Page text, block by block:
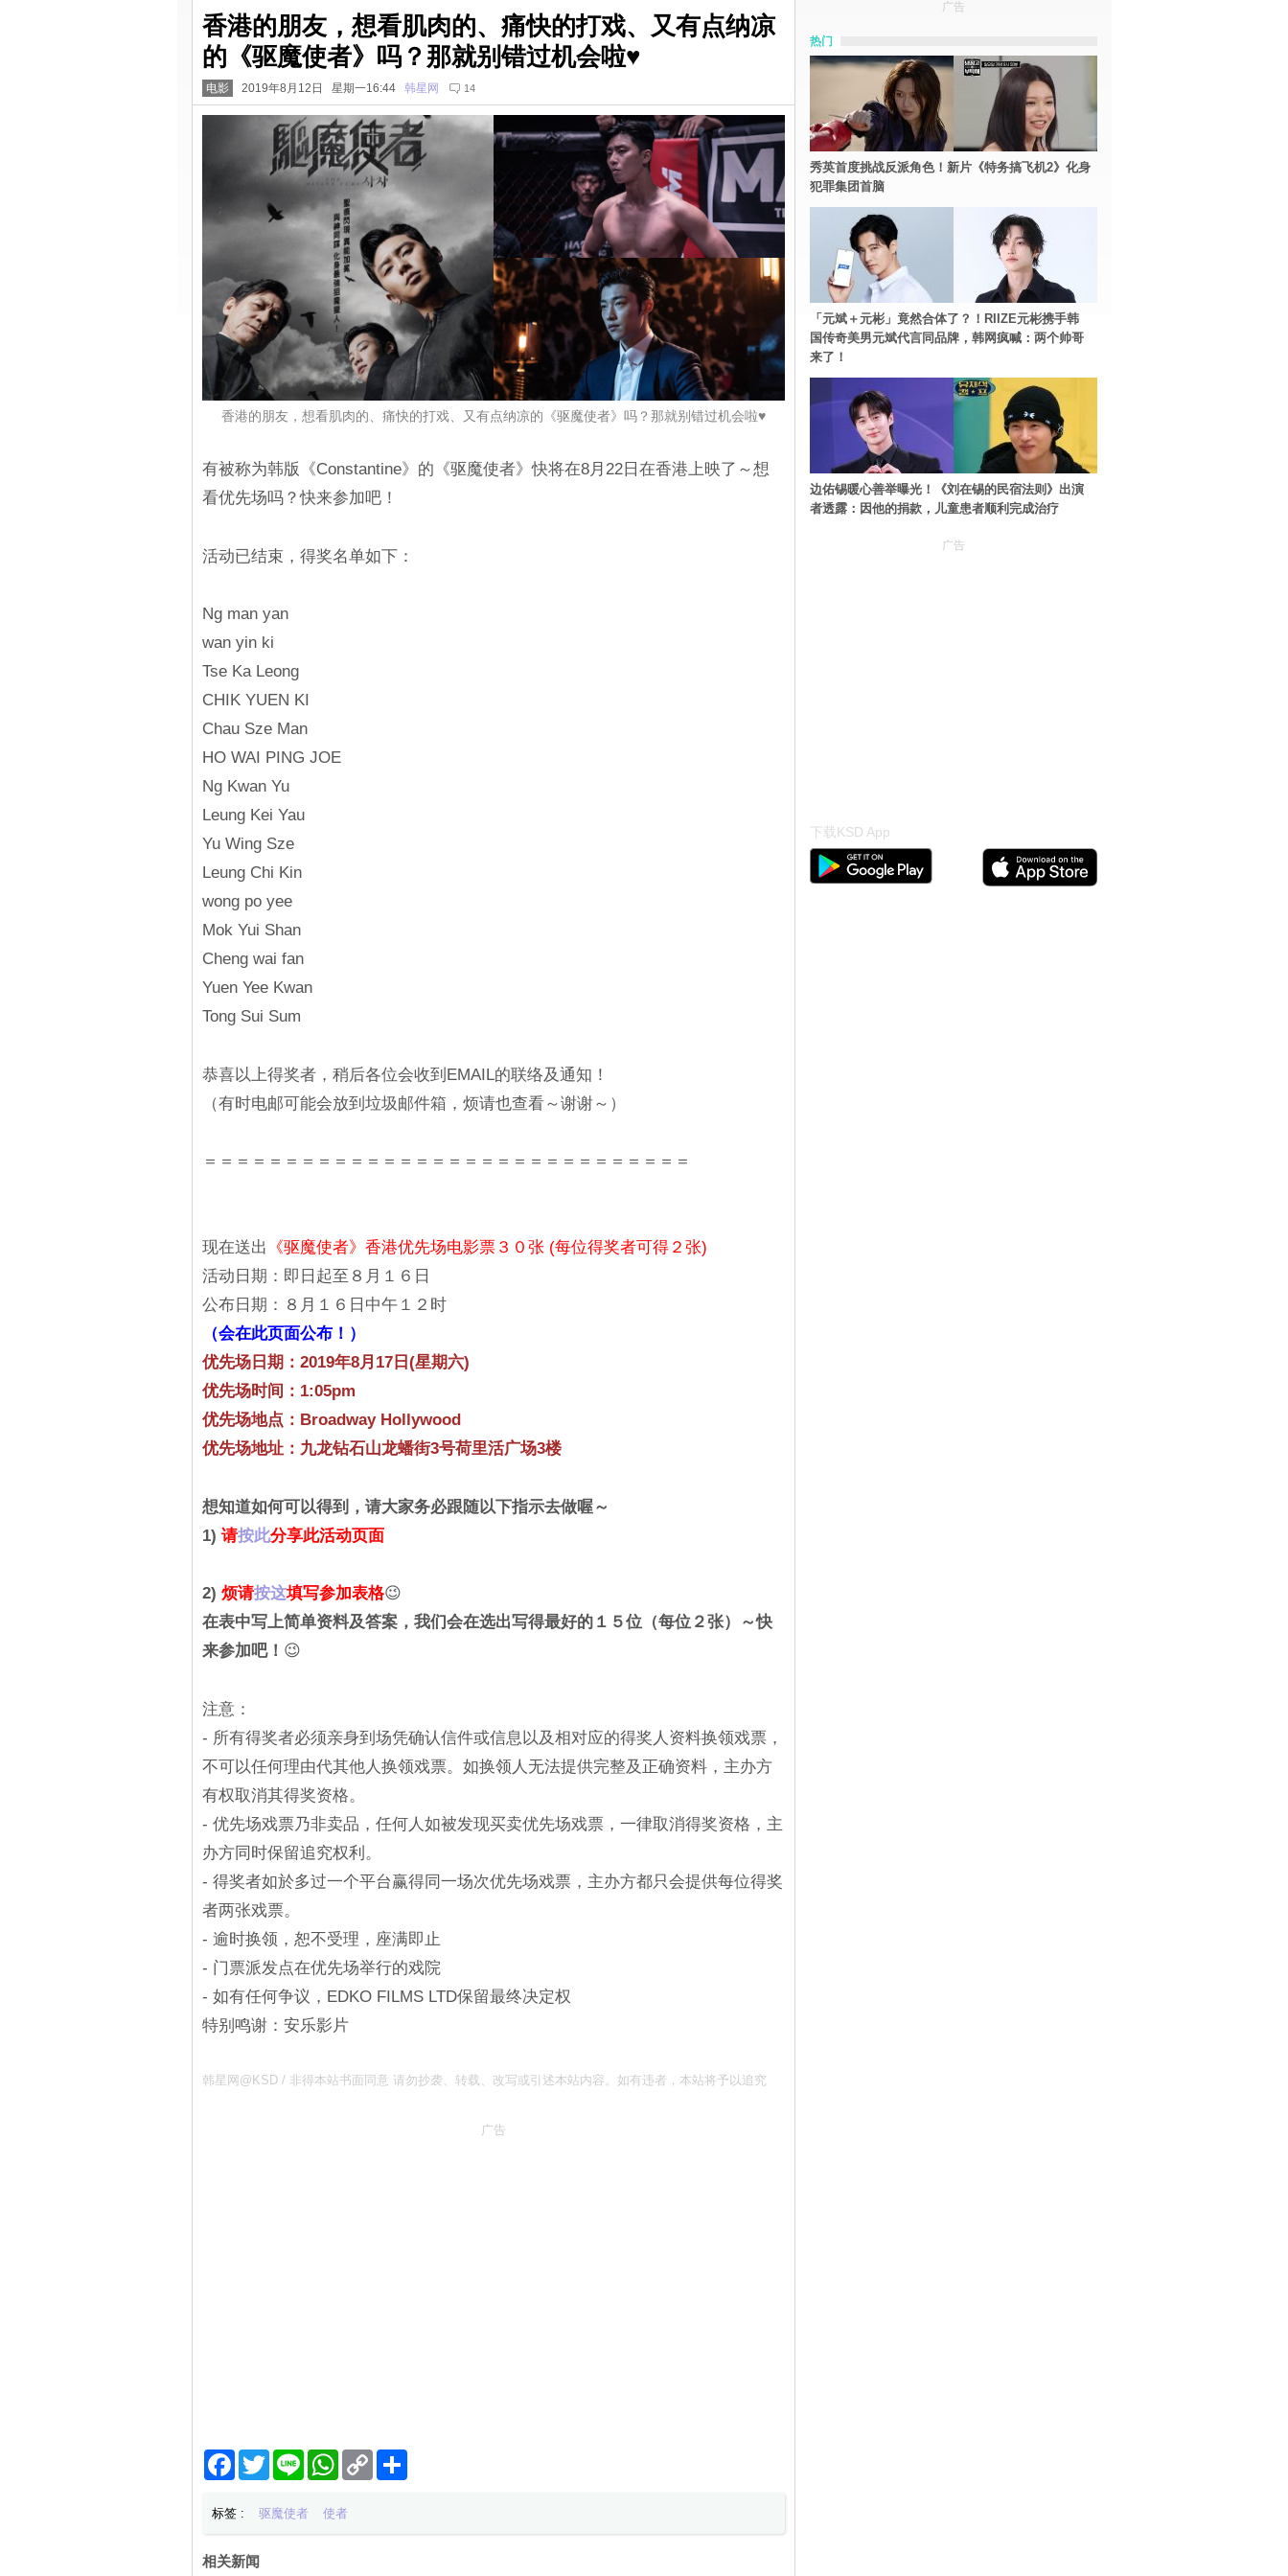
香港的朋友，想看肌肉的、痛快的打戏、又有点纳凉
的《驱魔使者》吗？那就别错过机会啦♥
电影 2019年8月12日 星期一16:44 韩星网 14
香港的朋友，想看肌肉的、痛快的打戏、又有点纳凉的《驱魔使者》吗？那就别错过机会啦♥
有被称为韩版《Constantine》的《驱魔使者》快将在8月22日在香港上映了～想
看优先场吗？快来参加吧！
活动已结束，得奖名单如下：
Ng man yan
wan yin ki
Tse Ka Leong
CHIK YUEN KI
Chau Sze Man
HO WAI PING JOE
Ng Kwan Yu
Leung Kei Yau
Yu Wing Sze
Leung Chi Kin
wong po yee
Mok Yui Shan
Cheng wai fan
Yuen Yee Kwan
Tong Sui Sum
恭喜以上得奖者，稍后各位会收到EMAIL的联络及通知！
（有时电邮可能会放到垃圾邮件箱，烦请也查看～谢谢～）
＝＝＝＝＝＝＝＝＝＝＝＝＝＝＝＝＝＝＝＝＝＝＝＝＝＝＝＝＝＝
现在送出 《驱魔使者》香港优先场电影票３０张 (每位得奖者可得２张)
活动日期：即日起至８月１６日
公布日期：８月１６日中午１２时
（会在此页面公布！）
优先场日期：2019年8月17日(星期六)
优先场时间：1:05pm
优先场地点：Broadway Hollywood
优先场地址：九龙钻石山龙蟠街3号荷里活广场3楼
想知道如何可以得到，请大家务必跟随以下指示去做喔～
1) 请按此分享此活动页面
2) 烦请按这填写参加表格😉
在表中写上简单资料及答案，我们会在选出写得最好的１５位（每位２张）～快
来参加吧！ 😉
注意：
- 所有得奖者必须亲身到场凭确认信件或信息以及相对应的得奖人资料换领戏票，
不可以任何理由代其他人换领戏票。如换领人无法提供完整及正确资料，主办方
有权取消其得奖资格。
- 优先场戏票乃非卖品，任何人如被发现买卖优先场戏票，一律取消得奖资格，主
办方同时保留追究权利。
- 得奖者如於多过一个平台赢得同一场次优先场戏票，主办方都只会提供每位得奖
者两张戏票。
- 逾时换领，恕不受理，座满即止
- 门票派发点在优先场举行的戏院
- 如有任何争议，EDKO FILMS LTD保留最终决定权
特别鸣谢：安乐影片
韩星网@KSD / 非得本站书面同意 请勿抄袭、转载、改写或引述本站内容。如有违者，本站将予以追究
广告
Facebook
TwitterLine WhatsApp
Copy
Link
分
标签 : 驱魔使者 使者
相关新闻
广告
热门
秀英首度挑战反派角色！新片《特务搞飞机2》化身
犯罪集团首脑
「元斌＋元彬」竟然合体了？！RIIZE元彬携手韩
国传奇美男元斌代言同品牌，韩网疯喊：两个帅哥
来了！
边佑锡暖心善举曝光！《刘在锡的民宿法则》出演
者透露：因他的捐款，儿童患者顺利完成治疗
广告
下载KSD App